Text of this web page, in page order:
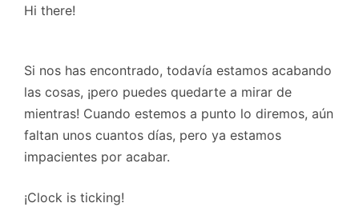
Hi there!
Si nos has encontrado, todavía estamos acabando
las cosas, ¡pero puedes quedarte a mirar de
mientras! Cuando estemos a punto lo diremos, aún
faltan unos cuantos días, pero ya estamos
impacientes por acabar.
¡Clock is ticking!